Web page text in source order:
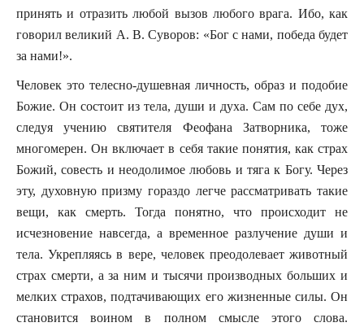
принять и отразить любой вызов любого врага. Ибо, как
говорил великий А. В. Суворов: «Бог с нами, победа будет
за нами!».
Человек это телесно-душевная личность, образ и подобие
Божие. Он состоит из тела, души и духа. Сам по себе дух,
следуя учению святителя Феофана Затворника, тоже
многомерен. Он включает в себя такие понятия, как страх
Божий, совесть и неодолимое любовь и тяга к Богу. Через
эту, духовную призму гораздо легче рассматривать такие
вещи, как смерть. Тогда понятно, что происходит не
исчезновение навсегда, а временное разлучение души и
тела. Укрепляясь в вере, человек преодолевает животный
страх смерти, а за ним и тысячи производных больших и
мелких страхов, подтачивающих его жизненные силы. Он
становится воином в полном смысле этого слова.